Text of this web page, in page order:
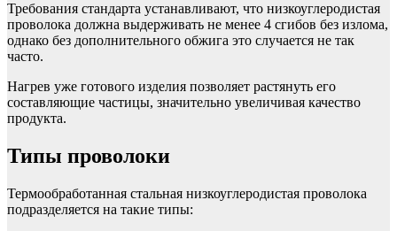
Требования стандарта устанавливают, что низкоуглеродистая
проволока должна выдерживать не менее 4 сгибов без излома,
однако без дополнительного обжига это случается не так
часто.
Нагрев уже готового изделия позволяет растянуть его
составляющие частицы, значительно увеличивая качество
продукта.
Типы проволоки
Термообработанная стальная низкоуглеродистая проволока
подразделяется на такие типы: